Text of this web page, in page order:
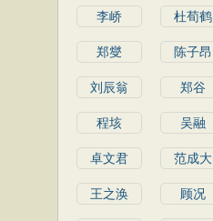
李峤 杜荀鹤
郑燮 陈子昂
刘辰翁 郑谷
程垓 吴融
卓文君 范成大
王之涣 顾况